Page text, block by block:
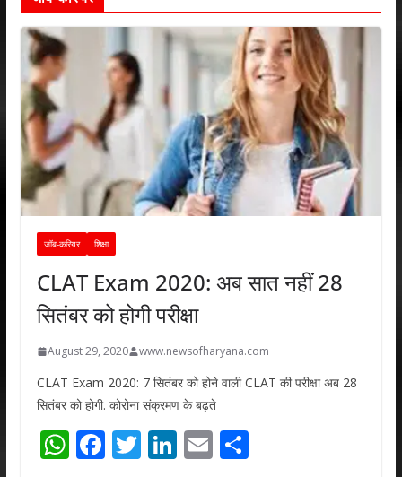
जॉब-करियर शिक्षा
CLAT Exam 2020: अब सात नहीं 28
सितंबर को होगी परीक्षा
August 29, 2020 www.newsofharyana.com
CLAT Exam 2020: 7 सितंबर को होने वाली CLAT की परीक्षा अब 28
सितंबर को होगी. कोरोना संक्रमण के बढ़ते
W F T Li E S